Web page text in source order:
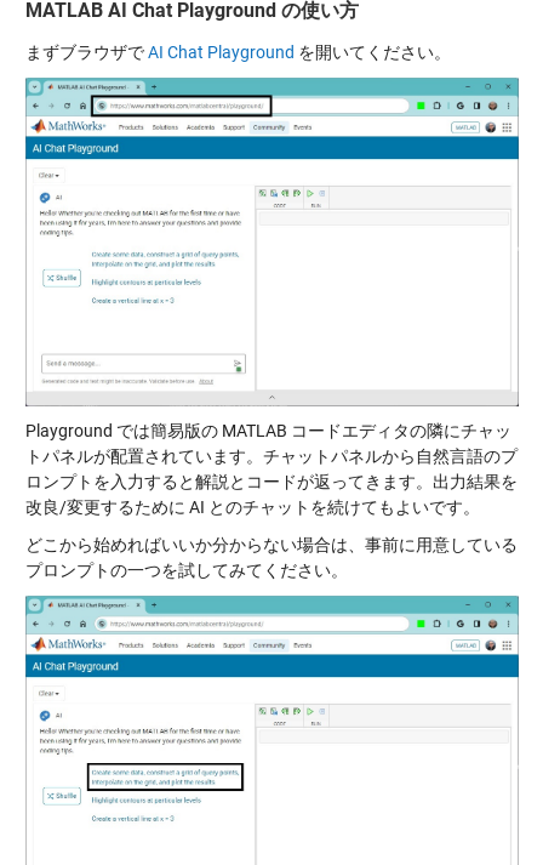
MATLAB AI Chat Playground の使い方
まずブラウザでAI Chat Playground を開いてください。
Playground では簡易版の MATLAB コードエディタの隣にチャッ
トパネルが配置されています。チャットパネルから自然言語のプ
ロンプトを入力すると解説とコードが返ってきます。出力結果を
改良/変更するために AI とのチャットを続けてもよいです。
どこから始めればいいか分からない場合は、事前に用意している
プロンプトの一つを試してみてください。